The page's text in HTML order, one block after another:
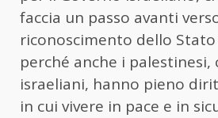
faccia un passo avanti
riconoscimento dello
perché anche i palestinesi,
israeliani, hanno pieno
in cui vivere in pace e in